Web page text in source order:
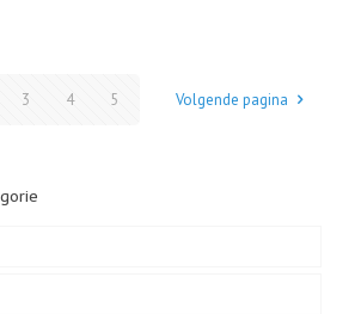
3 4 5 Volgende pagina